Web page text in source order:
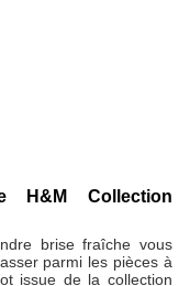
H&M Collection
brise fraîche vous
parmi les pièces à
issue de la collection